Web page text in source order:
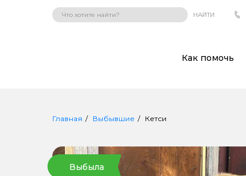
НАЙТИ
Как помочь
Главная Выбывшие Кетси
Выбыла